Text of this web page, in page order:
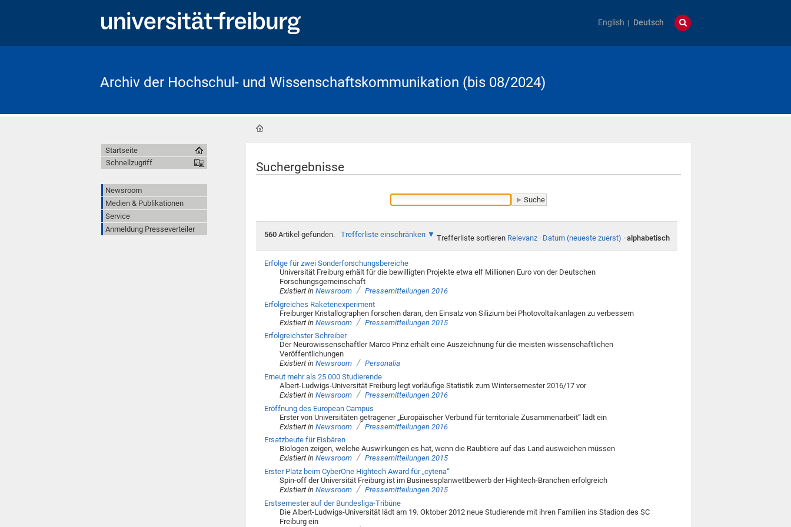
English Deutsch
Archiv der Hochschul- und Wissenschaftskommunikation (bis 08/2024)
Suchergebnisse
560Artikel gefunden. Trefferliste einschränken Trefferliste sortieren Relevanz · Datum (neueste zuerst) · alphabetisch
Erfolge für zwei Sonderforschungsbereiche
Universität Freiburg erhält für die bewilligten Projekte etwa elf Millionen Euro von der Deutschen
Forschungsgemeinschaft
Existiert in Newsroom / Pressemitteilungen 2016
Erfolgreiches Raketenexperiment
Freiburger Kristallographen forschen daran, den Einsatz von Silizium bei Photovoltaikanlagen zu verbessern
Existiert in Newsroom / Pressemitteilungen 2015
Erfolgreichster Schreiber
Der Neurowissenschaftler Marco Prinz erhält eine Auszeichnung für die meisten wissenschaftlichen
Veröffentlichungen
Existiert in Newsroom / Personalia
Erneut mehr als 25.000 Studierende
Albert-Ludwigs-Universität Freiburg legt vorläufige Statistik zum Wintersemester 2016/17 vor
Existiert in Newsroom / Pressemitteilungen 2016
Eröffnung des European Campus
Erster von Universitäten getragener „Europäischer Verbund für territoriale Zusammenarbeit“ lädt ein
Existiert in Newsroom / Pressemitteilungen 2016
Ersatzbeute für Eisbären
Biologen zeigen, welche Auswirkungen es hat, wenn die Raubtiere auf das Land ausweichen müssen
Existiert in Newsroom / Pressemitteilungen 2015
Erster Platz beim CyberOne Hightech Award für „cytena“
Spin-off der Universität Freiburg ist im Businessplanwettbewerb der Hightech-Branchen erfolgreich
Existiert in Newsroom / Pressemitteilungen 2015
Erstsemester auf der Bundesliga-Tribüne
Die Albert-Ludwigs-Universität lädt am 19. Oktober 2012 neue Studierende mit ihren Familien ins Stadion des SC
Freiburg ein
Startseite
Schnellzugriff
Newsroom
Medien & Publikationen
Service
Anmeldung Presseverteiler